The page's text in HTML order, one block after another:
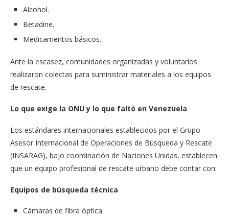
Alcohol.
Betadine.
Medicamentos básicos.
Ante la escasez, comunidades organizadas y voluntarios
realizaron colectas para suministrar materiales a los equipos
de rescate.
Lo que exige la ONU y lo que faltó en Venezuela
Los estándares internacionales establecidos por el Grupo
Asesor Internacional de Operaciones de Búsqueda y Rescate
(INSARAG), bajo coordinación de Naciones Unidas, establecen
que un equipo profesional de rescate urbano debe contar con:
Equipos de búsqueda técnica
Cámaras de fibra óptica.